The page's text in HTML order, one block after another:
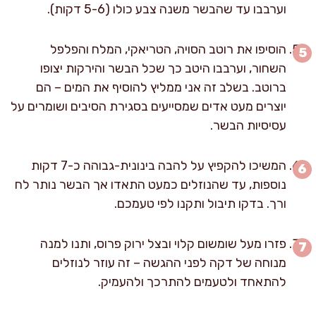
וערבבו עד שהבשר משנה צבע כולו (5-6 דקות).
הוסיפו את רוטב הסויה, הטריאקי, המלח והפלפל
השחור, וערבבו היטב כך שכל הבשר והירקות יצופו
ברוטב. בשלב זה אני ממליץ להוסיף את המים – הם
יוצרים מעט אדים שמסייעים בסגירת הסיבים ושומרים על
עסיסיות הבשר.
המשיכו להקפיץ על להבה בינונית-גבוהה כ-7 דקות
נוספות, עד שהנוזלים כמעט התאדו אך הבשר נותר לח
ורך. בדקו תיבול ותקנו לפי טעמכם.
פזרו מעל שומשום קלוי ובצל ירוק פרוס, ותנו למנה
מנוחה של דקה לפני ההגשה – זה עוזר לנוזלים
להתאחד ולטעמים להתרכך ולהעמיק.